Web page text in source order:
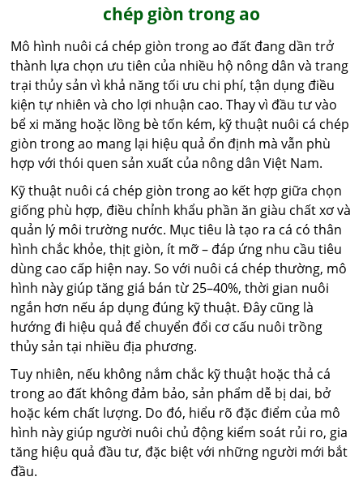
chép giòn trong ao
Mô hình nuôi cá chép giòn trong ao đất đang dần trở
thành lựa chọn ưu tiên của nhiều hộ nông dân và trang
trại thủy sản vì khả năng tối ưu chi phí, tận dụng điều
kiện tự nhiên và cho lợi nhuận cao. Thay vì đầu tư vào
bể xi măng hoặc lồng bè tốn kém, kỹ thuật nuôi cá chép
giòn trong ao mang lại hiệu quả ổn định mà vẫn phù
hợp với thói quen sản xuất của nông dân Việt Nam.
Kỹ thuật nuôi cá chép giòn trong ao kết hợp giữa chọn
giống phù hợp, điều chỉnh khẩu phần ăn giàu chất xơ và
quản lý môi trường nước. Mục tiêu là tạo ra cá có thân
hình chắc khỏe, thịt giòn, ít mỡ – đáp ứng nhu cầu tiêu
dùng cao cấp hiện nay. So với nuôi cá chép thường, mô
hình này giúp tăng giá bán từ 25–40%, thời gian nuôi
ngắn hơn nếu áp dụng đúng kỹ thuật. Đây cũng là
hướng đi hiệu quả để chuyển đổi cơ cấu nuôi trồng
thủy sản tại nhiều địa phương.
Tuy nhiên, nếu không nắm chắc kỹ thuật hoặc thả cá
trong ao đất không đảm bảo, sản phẩm dễ bị dai, bở
hoặc kém chất lượng. Do đó, hiểu rõ đặc điểm của mô
hình này giúp người nuôi chủ động kiểm soát rủi ro, gia
tăng hiệu quả đầu tư, đặc biệt với những người mới bắt
đầu.